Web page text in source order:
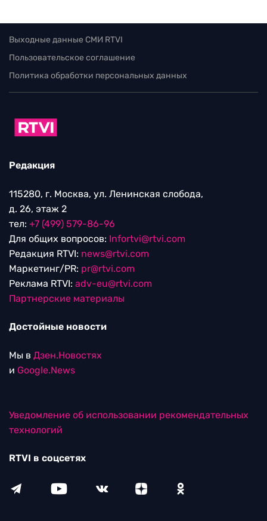
Выходные данные СМИ RTVI
Пользовательское соглашение
Политика обработки персональных данных
Редакция
115280, г. Москва, ул. Ленинская слобода,
д. 26, этаж 2
тел: +7 (499) 579-86-96
Для общих вопросов: Infortvi@rtvi.com
Редакция RTVI: news@rtvi.com
Маркетинг/PR: pr@rtvi.com
Реклама RTVI: adv-eu@rtvi.com
Партнерские материалы
Достойные новости
Мы в Дзен.Новостях
и Google.News
Уведомление об использовании рекомендательных
технологий
RTVI в соцсетях